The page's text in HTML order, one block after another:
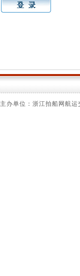
主办单位：浙江拍船网航